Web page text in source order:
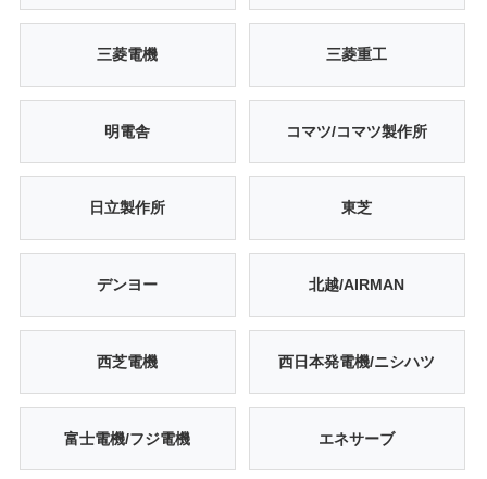
三菱電機 三菱重工
明電舎 コマツ/コマツ製作所
日立製作所 東芝
デンヨー 北越/AIRMAN
西芝電機 西日本発電機/ニシハツ
富士電機/フジ電機 エネサーブ